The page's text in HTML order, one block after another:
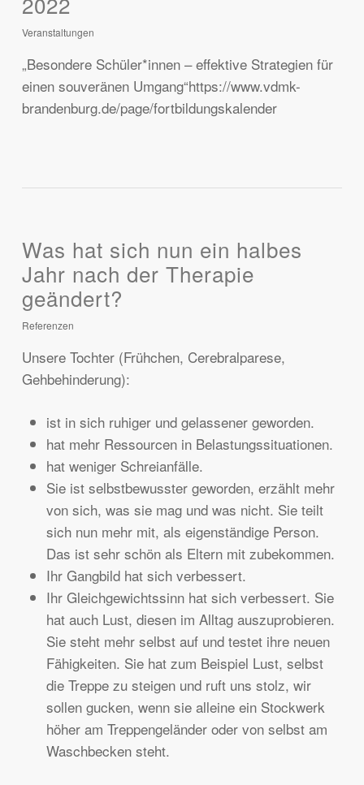
Veranstaltungen
„Besondere Schüler*innen – effektive Strategien für
einen souveränen Umgang“https://www.vdmk-
brandenburg.de/page/fortbildungskalender
Was hat sich nun ein halbes
Jahr nach der Therapie
geändert?
Referenzen
Unsere Tochter (Frühchen, Cerebralparese,
Gehbehinderung):
ist in sich ruhiger und gelassener geworden.
hat mehr Ressourcen in Belastungssituationen.
hat weniger Schreianfälle.
Sie ist selbstbewusster geworden, erzählt mehr
von sich, was sie mag und was nicht. Sie teilt
sich nun mehr mit, als eigenständige Person.
Das ist sehr schön als Eltern mit zubekommen.
Ihr Gangbild hat sich verbessert.
Ihr Gleichgewichtssinn hat sich verbessert. Sie
hat auch Lust, diesen im Alltag auszuprobieren.
Sie steht mehr selbst auf und testet ihre neuen
Fähigkeiten. Sie hat zum Beispiel Lust, selbst
die Treppe zu steigen und ruft uns stolz, wir
sollen gucken, wenn sie alleine ein Stockwerk
höher am Treppengeländer oder von selbst am
Waschbecken steht.